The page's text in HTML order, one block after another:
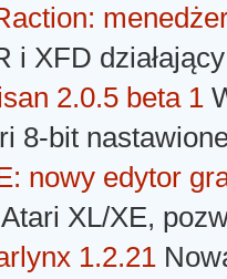
i XFD
2.0.5 beta 1
8-bit
nowy edytor
XL/XE,
1.2.21